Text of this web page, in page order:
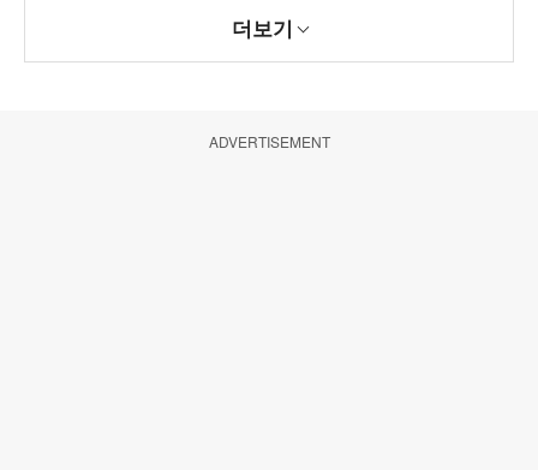
더보기
ADVERTISEMENT